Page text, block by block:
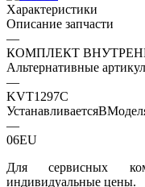
Характеристики
Описание запчасти
—
КОМПЛЕКТ
Альтернативные
—
KVT1297C
—
06EU
Для сервисных
индивидуальные цены.